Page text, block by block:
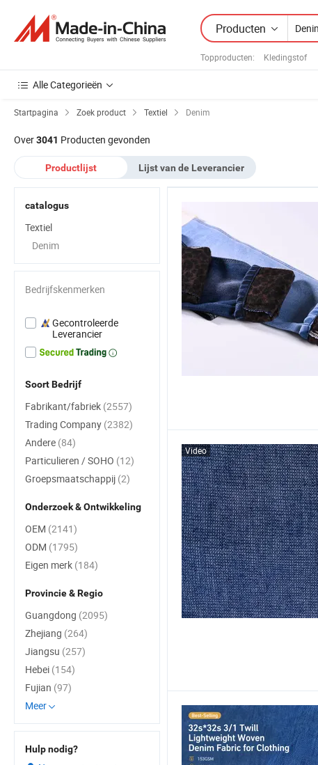
Producten
Topproducten: Kledingstof
Alle Categorieën
Startpagina Zoek product Textiel Denim
Over3041 Producten gevonden
Productlijst Lijst van de Leverancier
Video
catalogus
Textiel
Denim
Bedrijfskenmerken
Gecontroleerde
Leverancier
Soort Bedrijf
Fabrikant/fabriek (2557)
Trading Company (2382)
Andere (84)
Particulieren / SOHO (12)
Groepsmaatschappij (2)
Onderzoek & Ontwikkeling
OEM (2141)
ODM (1795)
Eigen merk (184)
Provincie & Regio
Guangdong (2095)
Zhejiang (264)
Jiangsu (257)
Hebei (154)
Fujian (97)
Meer
Hulp nodig?